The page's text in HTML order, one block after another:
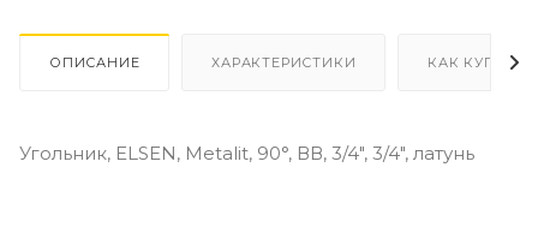
ОПИСАНИЕ ХАРАКТЕРИСТИКИ КАК КУПИТЬ
Угольник, ELSEN, Metalit, 90°, ВВ, 3/4", 3/4", латунь